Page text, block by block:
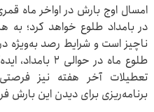
امسال اوج بارش در اواخر ماه
در بامداد طلوع خواهد کرد؛ به
طلوع ماه در
تعطیلات آخر هفته نیز
برنامه‌ریزی برای دیدن این بارش